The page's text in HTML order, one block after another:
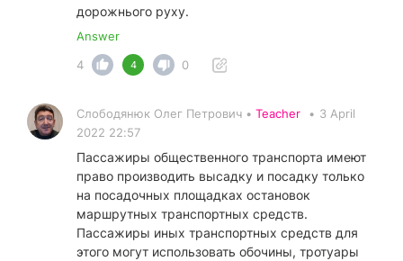
дорожнього руху.
Answer
4
4 0
Слободянюк Олег Петрович • Teacher • 3 April
2022 22:57
Пассажиры общественного транспорта имеют
право производить высадку и посадку только
на посадочных площадках остановок
маршрутных транспортных средств.
Пассажиры иных транспортных средств для
этого могут использовать обочины, тротуары